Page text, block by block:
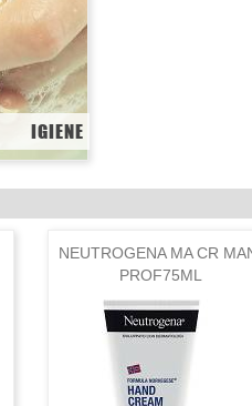
IGIENE
NEUTROGENA MA CR
PROF75ML